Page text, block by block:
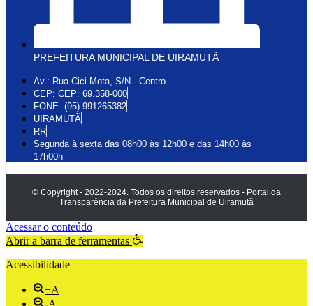
PREFEITURA MUNICIPAL DE UIRAMUTÃ
Av.: Rua Cici Mota, S/N - Centro
CEP: CEP: 69.358-000
FONE: (95) 991265382
UIRAMUTÃ
RR
Segunda à sexta das 08h00 às 12h00 e das 14h00 às
17h00h
© Copyright - 2022-2024. Todos os direitos reservados - Portal da
Transparência da Prefeitura Municipal de Uiramutã
Acessar o conteúdo
Abrir a barra de ferramentas
Acessibilidade
+A
-A